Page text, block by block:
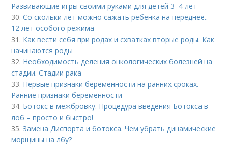
Развивающие игры своими руками для детей 3–4 лет
30.Со скольки лет можно сажать ребенка на переднее..
12 лет особого режима
31. Как вести себя при родах и схватках вторые роды. Как
начинаются роды
32. Необходимость деления онкологических болезней на
стадии. Стадии рака
33. Первые признаки беременности на ранних сроках.
Ранние признаки беременности
34. Ботокс в межбровку. Процедура введения Ботокса в
лоб – просто и быстро!
35.Замена Диспорта и ботокса. Чем убрать динамические
морщины на лбу?